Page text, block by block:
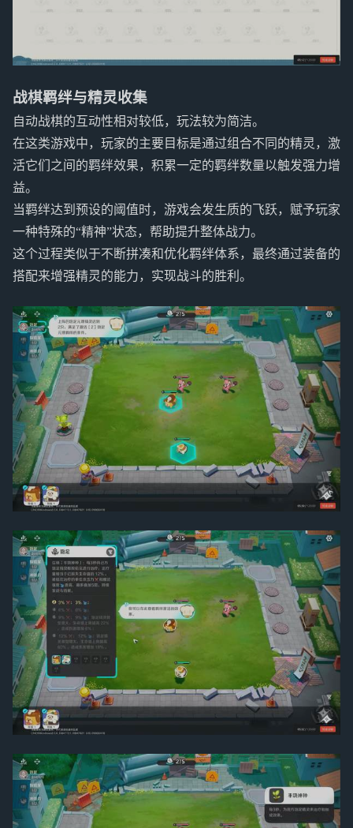
战棋羁绊与精灵收集
自动战棋的互动性相对较低，玩法较为简洁。
在这类游戏中，玩家的主要目标是通过组合不同的精灵，激
活它们之间的羁绊效果，积累一定的羁绊数量以触发强力增
益。
当羁绊达到预设的阈值时，游戏会发生质的飞跃，赋予玩家
一种特殊的“精神”状态，帮助提升整体战力。
这个过程类似于不断拼凑和优化羁绊体系，最终通过装备的
搭配来增强精灵的能力，实现战斗的胜利。